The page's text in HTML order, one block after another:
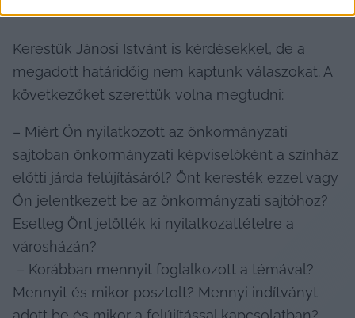
Jánosit kerestük, de nem válaszolt
Kerestük Jánosi Istvánt is kérdésekkel, de a
megadott határidőig nem kaptunk válaszokat. A
következőket szerettük volna megtudni:
– Miért Ön nyilatkozott az önkormányzati
sajtóban önkormányzati képviselőként a színház
előtti járda felújításáról? Önt keresték ezzel vagy
Ön jelentkezett be az önkormányzati sajtóhoz?
Esetleg Önt jelölték ki nyilatkozattételre a
városházán?
Mennyit és mikor posztolt? Mennyi indítványt